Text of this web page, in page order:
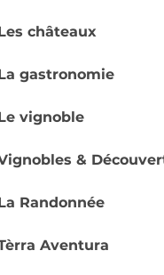
châteaux
gastronomie
vignoble
&
Randonnée
Aventura
et les enfants en
au trésor
de découvrir le
en jouant.
spectacles et
pendant